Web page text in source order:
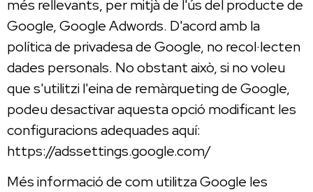
més rellevants, per mitjà de l'ús del producte de
Google, Google Adwords. D'acord amb la
política de privadesa de Google, no recol·lecten
dades personals. No obstant això, si no voleu
que s'utilitzi l'eina de remàrqueting de Google,
podeu desactivar aquesta opció modificant les
configuracions adequades aquí:
https://adssettings.google.com/
Més informació de com utilitza Google les